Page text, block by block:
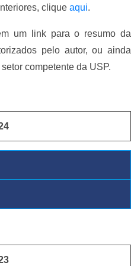
clique aqui.
um link para o resumo da
pelo autor, ou ainda
competente da USP.